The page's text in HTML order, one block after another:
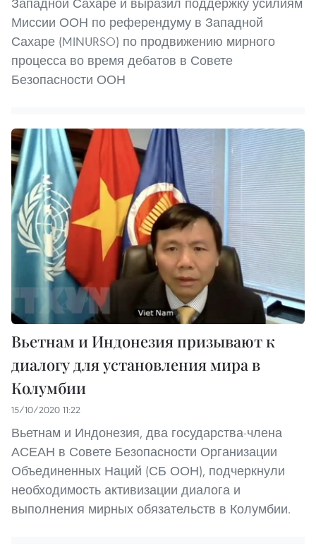
Миссии ООН по референдуму в Западной
Сахаре (MINURSO) по продвижению мирного
процесса во время дебатов в Совете
Безопасности ООН
Вьетнам и Индонезия призывают к
диалогу для установления мира в
Колумбии
15/10/2020 11:22
Вьетнам и Индонезия, два государства-члена
АСЕАН в Совете Безопасности Организации
Объединенных Наций (СБ ООН), подчеркнули
необходимость активизации диалога и
выполнения мирных обязательств в Колумбии.